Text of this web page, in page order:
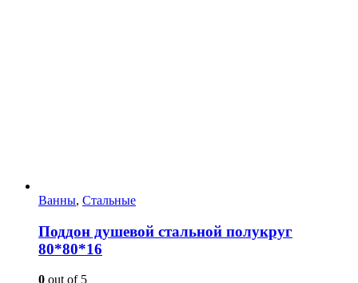
Ванны, Стальные
Поддон душевой стальной полукруг
80*80*16
0 out of 5